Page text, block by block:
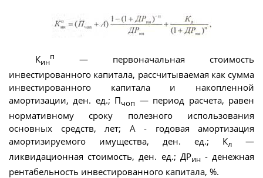
Кин
п
— первоначальная стоимость
инвестированного капитала, рассчитываемая как сумма
инвестированного капитала и накопленной
амортизации, ден. ед.; Пчоп — период расчета, равен
нормативному сроку полезного использования
основных средств, лет; А - годовая амортизация
амортизируемого имущества, ден. ед.; Кл —
ликвидационная стоимость, ден. ед.; ДРин- денежная
рентабельность инвестированного капитала, %.